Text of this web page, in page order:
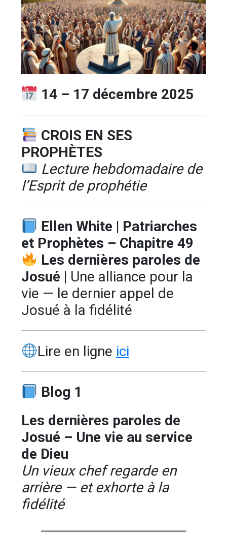
14 – 17 décembre 2025
CROIS EN SES
PROPHÈTES
Lecture hebdomadaire de
l’Esprit de prophétie
Ellen White | Patriarches
et Prophètes – Chapitre 49
Les dernières paroles de
Josué | Une alliance pour la
vie — le dernier appel de
Josué à la fidélité
Lire en ligne ici
Blog 1
Les dernières paroles de
Josué – Une vie au service
de Dieu
Un vieux chef regarde en
arrière — et exhorte à la
fidélité
══════════════════════════